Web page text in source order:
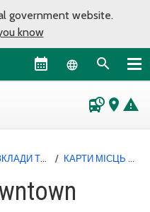
government website.
know
Language
departure_board place warning
РОЗКЛАДИ ТА КАРТИ / КАРТИ МІСЦЬ ПОСАДКИ